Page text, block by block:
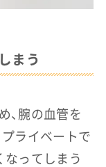
まう
、腕の血管を
プライベートで
なってしまう